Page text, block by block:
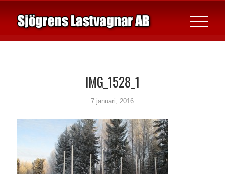
IMG_1528_1
7 januari, 2016